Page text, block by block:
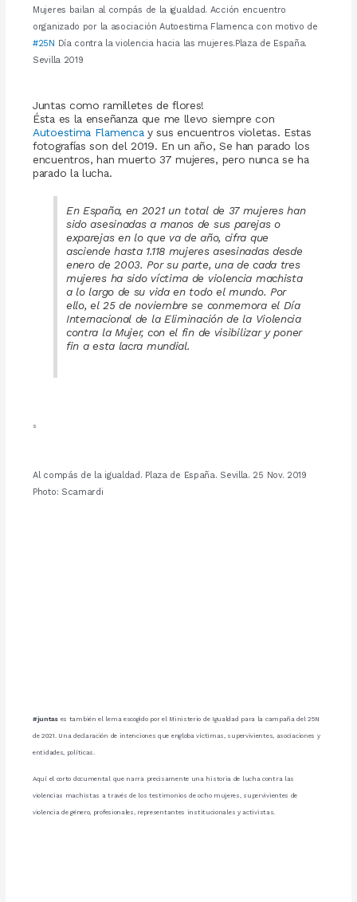
Mujeres bailan al compás de la igualdad. Acción encuentro
organizado por la asociación Autoestima Flamenca con motivo de
#25N
Día contra la violencia hacia las mujeres.Plaza de España.
Sevilla 2019
Juntas como ramilletes de flores!
Ésta es la enseñanza que me llevo siempre con
Autoestima Flamenca y sus encuentros violetas. Estas
fotografías son del 2019. En un año, Se han parado los
encuentros, han muerto 37 mujeres, pero nunca se ha
parado la lucha.
En España, en 2021 un total de 37 mujeres han
sido asesinadas a manos de sus parejas o
exparejas en lo que va de año, cifra que
asciende hasta 1.118 mujeres asesinadas desde
enero de 2003. Por su parte, una de cada tres
mujeres ha sido víctima de violencia machista
a lo largo de su vida en todo el mundo. Por
ello, el 25 de noviembre se conmemora el Día
Internacional de la Eliminación de la Violencia
contra la Mujer, con el fin de visibilizar y poner
fin a esta lacra mundial.
s
Al compás de la igualdad. Plaza de España. Sevilla. 25 Nov. 2019
Photo: Scamardi
#juntases también el lema escogido por el Ministerio de Igualdad para la campaña del 25N
de 2021. Una declaración de intenciones que engloba víctimas, supervivientes, asociaciones y
entidades, políticas.
Aquí el corto documental que narra precisamente una historia de lucha contra las
violencias machistas a través de los testimonios de ocho mujeres, supervivientes de
violencia de género, profesionales, representantes institucionales y activistas.